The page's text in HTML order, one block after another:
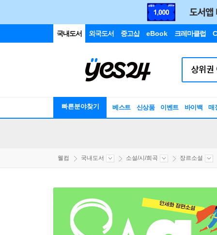
국내도서 외국도서 중고샵 eBook 크레마클럽
빠른분야찾기 베스트 신상품 이벤트 바이백 매
웰컴 국내도서 소설/시/희곡 장르소설